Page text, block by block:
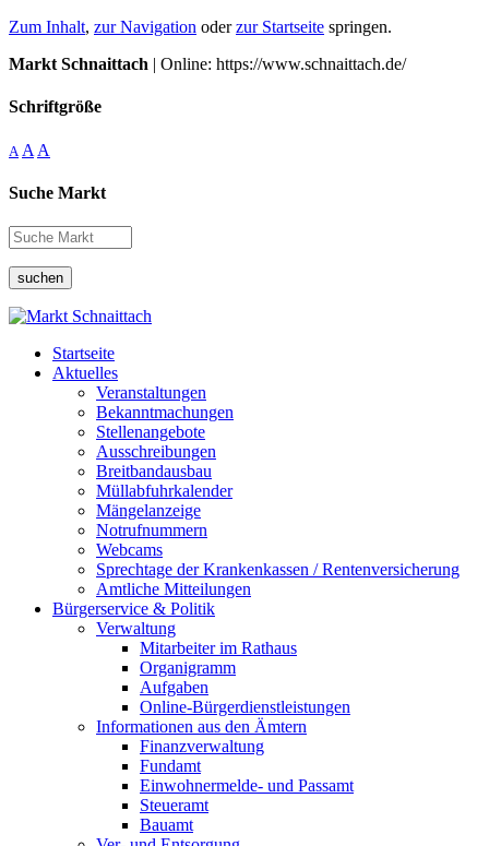
Zum Inhalt, zur Navigation oderzur Startseite springen.
Markt Schnaittach | Online: https://www.schnaittach.de/
Schriftgröße
A A A
Suche Markt
suchen
Startseite
Aktuelles
Veranstaltungen
Bekanntmachungen
Stellenangebote
Ausschreibungen
Breitbandausbau
Müllabfuhrkalender
Mängelanzeige
Notrufnummern
Webcams
Sprechtage der Krankenkassen / Rentenversicherung
Amtliche Mitteilungen
Bürgerservice & Politik
Verwaltung
Mitarbeiter im Rathaus
Organigramm
Aufgaben
Online-Bürgerdienstleistungen
Informationen aus den Ämtern
Finanzverwaltung
Fundamt
Einwohnermelde- und Passamt
Steueramt
Bauamt